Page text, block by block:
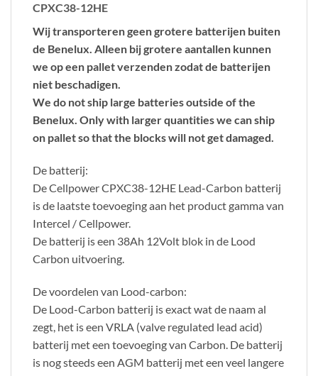
CPXC38-12HE
Wij transporteren geen grotere batterijen buiten
de Benelux. Alleen bij grotere aantallen kunnen
we op een pallet verzenden zodat de batterijen
niet beschadigen.
We do not ship large batteries outside of the
Benelux. Only with larger quantities we can ship
on pallet so that the blocks will not get damaged.
De batterij:
De Cellpower CPXC38-12HE Lead-Carbon batterij
is de laatste toevoeging aan het product gamma van
Intercel / Cellpower.
De batterij is een 38Ah 12Volt blok in de Lood
Carbon uitvoering.
De voordelen van Lood-carbon:
De Lood-Carbon batterij is exact wat de naam al
zegt, het is een VRLA (valve regulated lead acid)
batterij met een toevoeging van Carbon. De batterij
is nog steeds een AGM batterij met een veel langere